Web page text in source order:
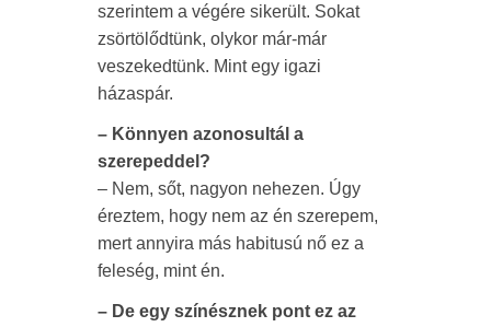
szerintem a végére sikerült. Sokat
zsörtölődtünk, olykor már-már
veszekedtünk. Mint egy igazi
házaspár.
– Könnyen azonosultál a
szerepeddel?
– Nem, sőt, nagyon nehezen. Úgy
éreztem, hogy nem az én szerepem,
mert annyira más habitusú nő ez a
feleség, mint én.
– De egy színésznek pont ez az